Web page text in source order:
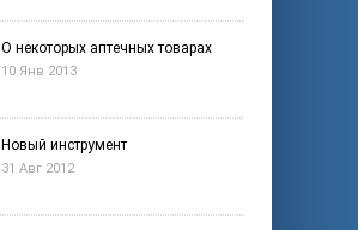
О некоторых аптечных товарах
10 Янв 2013
Новый инструмент
31 Авг 2012